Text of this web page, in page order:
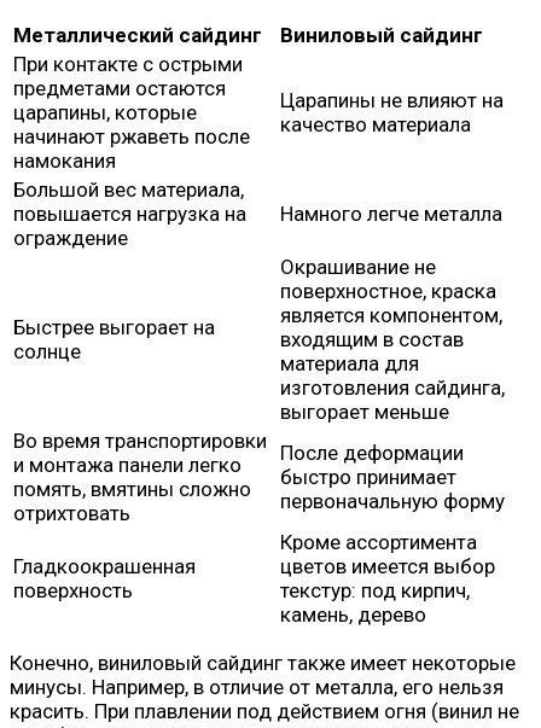
Металлический сайдинг
Виниловый сайдинг
При контакте с острыми
предметами остаются
царапины, которые
начинают ржаветь после
намокания
Царапины не влияют на
качество материала
Большой вес материала,
повышается нагрузка на
ограждение
Намного легче металла
Быстрее выгорает на
солнце
Окрашивание не
поверхностное, краска
является компонентом,
входящим в состав
материала для
изготовления сайдинга,
выгорает меньше
Во время транспортировки
и монтажа панели легко
помять, вмятины сложно
отрихтовать
После деформации
быстро принимает
первоначальную форму
Гладкоокрашенная
поверхность
Кроме ассортимента
цветов имеется выбор
текстур: под кирпич,
камень, дерево
Конечно, виниловый сайдинг также имеет некоторые
минусы. Например, в отличие от металла, его нельзя
красить. При плавлении под действием огня (винил не